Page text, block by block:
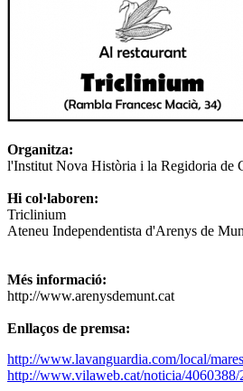
Organitza:
l'Institut Nova Història i la Regidoria de
Hi col·laboren:
Triclinium
Ateneu Independentista d'Arenys de
Més informació:
http://www.arenysdemunt.cat
Enllaços de premsa:
http://www.lavanguardia.com/local/
http://www.vilaweb.cat/noticia/4060388/